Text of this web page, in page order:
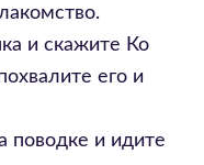
и скажите Ко
его и
поводке и идите